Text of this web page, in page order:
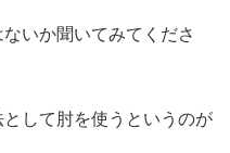
いか聞いてみてくださ
して肘を使うというのが